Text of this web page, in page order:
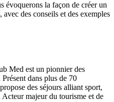
évoquerons la façon de créer un
des conseils et des exemples
Med est un pionnier des
dans plus de 70
des séjours alliant sport,
majeur du tourisme et de